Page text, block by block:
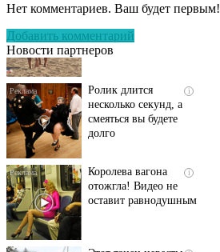
Нет комментариев. Ваш будет первым!
Добавить комментарий
Новости партнеров
люди вытворяют, когда
их не видят...
смеяться вы будете
долго
оставит равнодушным